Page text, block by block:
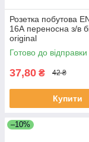
Розетка побутова
16А переносна з/в
original
Готово до відправки
37,80 ₴ 42 ₴
Купити
–10%